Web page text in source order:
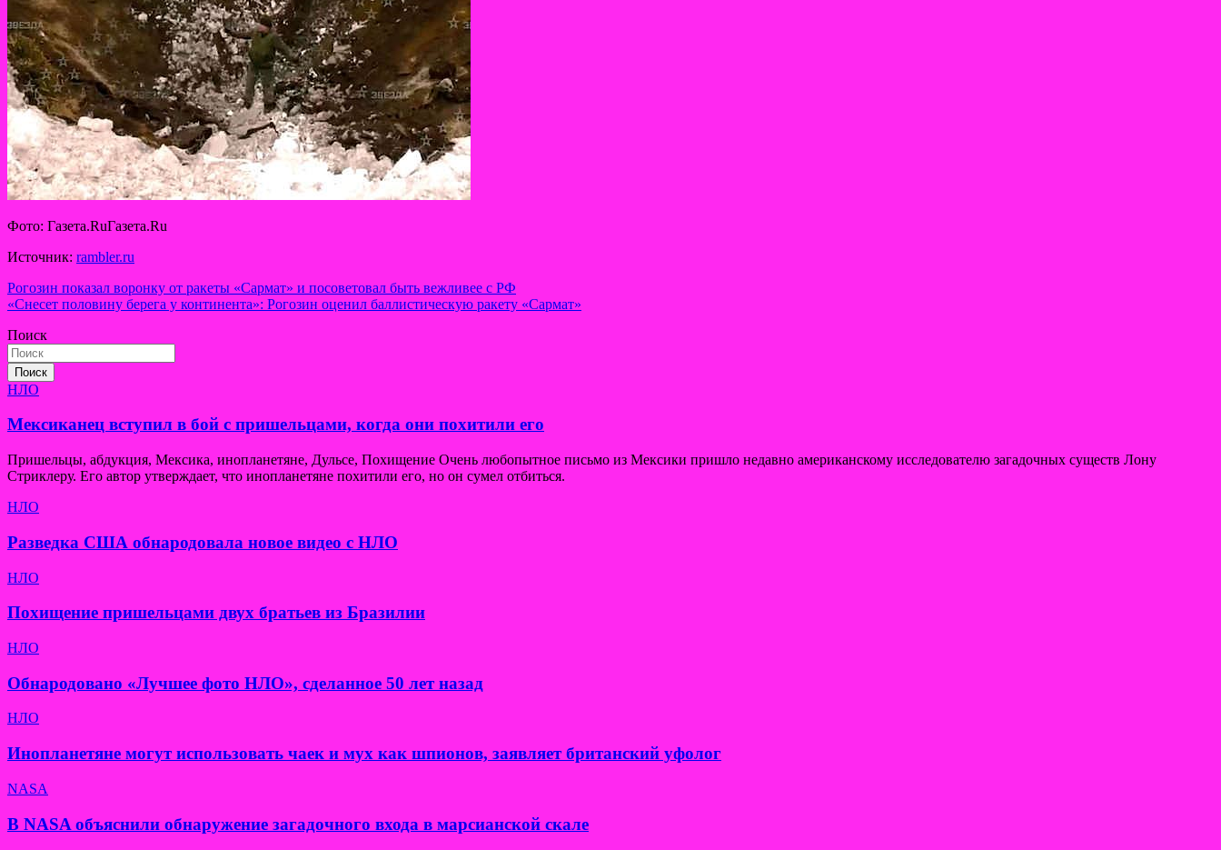
Фото: Газета.RuГазета.Ru
Источник: rambler.ru
Навигация
по
записям
Рогозин показал воронку от ракеты «Сармат» и посоветовал быть вежливее с РФ
«Снесет половину берега у континента»: Рогозин оценил баллистическую ракету «Сармат»
Поиск
Поиск
НЛО
Мексиканец вступил в бой с пришельцами, когда они похитили его
Пришельцы, абдукция, Мексика, инопланетяне, Дульсе, Похищение Очень любопытное письмо из Мексики пришло недавно американскому исследователю загадочных существ Лону
Стриклеру. Его автор утверждает, что инопланетяне похитили его, но он сумел отбиться.
НЛО
Разведка США обнародовала новое видео с НЛО
НЛО
Похищение пришельцами двух братьев из Бразилии
НЛО
Обнародовано «Лучшее фото НЛО», сделанное 50 лет назад
НЛО
Инопланетяне могут использовать чаек и мух как шпионов, заявляет британский уфолог
NASA
В NASA объяснили обнаружение загадочного входа в марсианской скале